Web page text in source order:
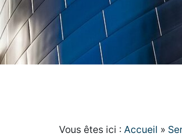
Vous êtes ici : Accueil »